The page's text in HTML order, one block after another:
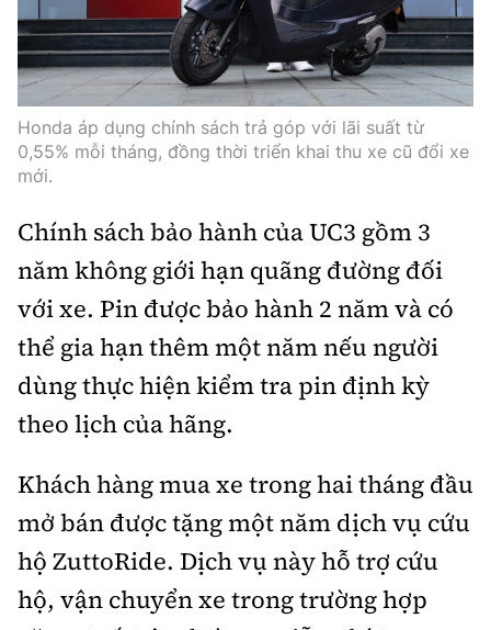
Honda áp dụng chính sách trả góp với lãi suất từ
0,55% mỗi tháng, đồng thời triển khai thu xe cũ đổi xe
mới.
Chính sách bảo hành của UC3 gồm 3
năm không giới hạn quãng đường đối
với xe. Pin được bảo hành 2 năm và có
thể gia hạn thêm một năm nếu người
dùng thực hiện kiểm tra pin định kỳ
theo lịch của hãng.
Khách hàng mua xe trong hai tháng đầu
mở bán được tặng một năm dịch vụ cứu
hộ ZuttoRide. Dịch vụ này hỗ trợ cứu
hộ, vận chuyển xe trong trường hợp